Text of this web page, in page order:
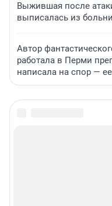
Выжившая после
выписалась из
Автор
работала в Перми
написала на спор —